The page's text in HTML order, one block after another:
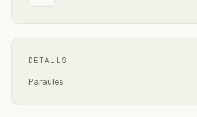
DETALLS
Paraules